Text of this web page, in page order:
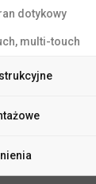
dotykowy
multi-touch